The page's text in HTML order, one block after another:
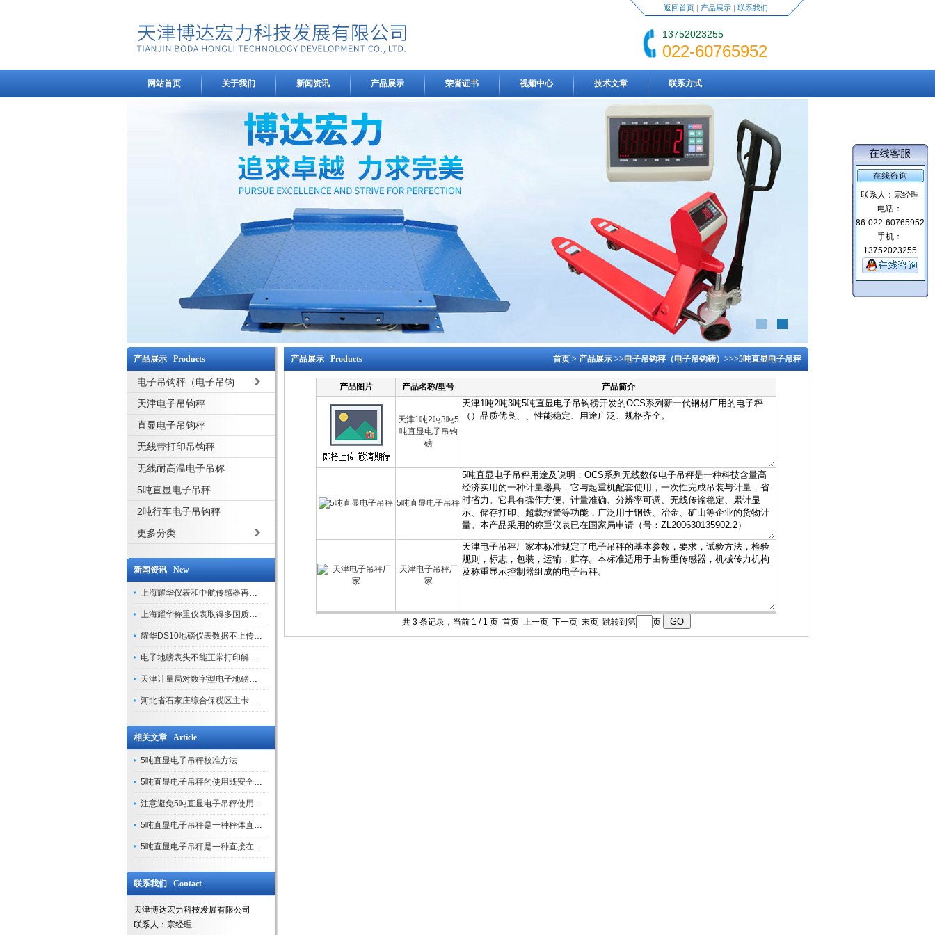
返回首页| 产品展示| 联系我们
13752023255
022-60765952
网站首页 关于我们 新闻资讯 产品展示 荣誉证书 视频中心 技术文章 联系方式
产品展示 Products
电子吊钩秤（电子吊钩
磅）
天津电子吊钩秤
直显电子吊钩秤
无线带打印吊钩秤
无线耐高温电子吊称
5吨直显电子吊秤
2吨行车电子吊钩秤
更多分类
新闻资讯 New
上海耀华仪表和中航传感器再添新荣誉
上海耀华称重仪表取得多国质量认证
耀华DS10地磅仪表数据不上传处理方法（现场案例）
电子地磅表头不能正常打印解决方法
天津计量局对数字型电子地磅计量校准步骤
河北省石家庄综合保税区主卡口启用
相关文章 Article
5吨直显电子吊秤校准方法
5吨直显电子吊秤的使用既安全又方便
注意避免5吨直显电子吊秤使用过载
5吨直显电子吊秤是一种秤体直显式吊秤
5吨直显电子吊秤是一种直接在秤体上面显示的计量衡器
联系我们 Contact
天津博达宏力科技发展有限公司
联系人：宗经理
产品展示 Products 首页 > 产品展示 >>电子吊钩秤（电子吊钩磅） >>>5吨直显电子吊秤
产品图片 产品名称/型号 产品简介
天津1吨2吨3吨5
吨直显电子吊钩
磅
5吨直显电子吊秤
天津电子吊秤厂
家
共 3 条记录，当前 1 / 1 页 首页 上一页 下一页 末页 跳转到第 页
联系人：宗经理
电话：
86-022-60765952
手机：
13752023255